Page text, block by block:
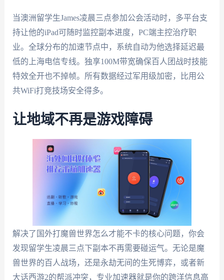
当澳洲留学生James凌晨三点参加公会活动时，多平台支
持让他的iPad可随时监控副本进度，PC端主控治疗职
业。全球分布的加速节点中，系统自动为他选择延迟最
低的上海电信专线。独享100M带宽确保百人团战时技能
特效全开也不掉帧。所有数据经过军用级加密，比用公
共WiFi打竞技场安全得多。
让地域不再是游戏障碍
解决了国外打魔兽世界怎么才能不卡的核心问题，你会
发现留学生凌晨三点下副本不再需要碰运气。无论是魔
兽世界的百人战场，还是永劫无间的生死博弈，或者新
大话西游2的帮派冲突，专业加速器就是你的跨洋信息高